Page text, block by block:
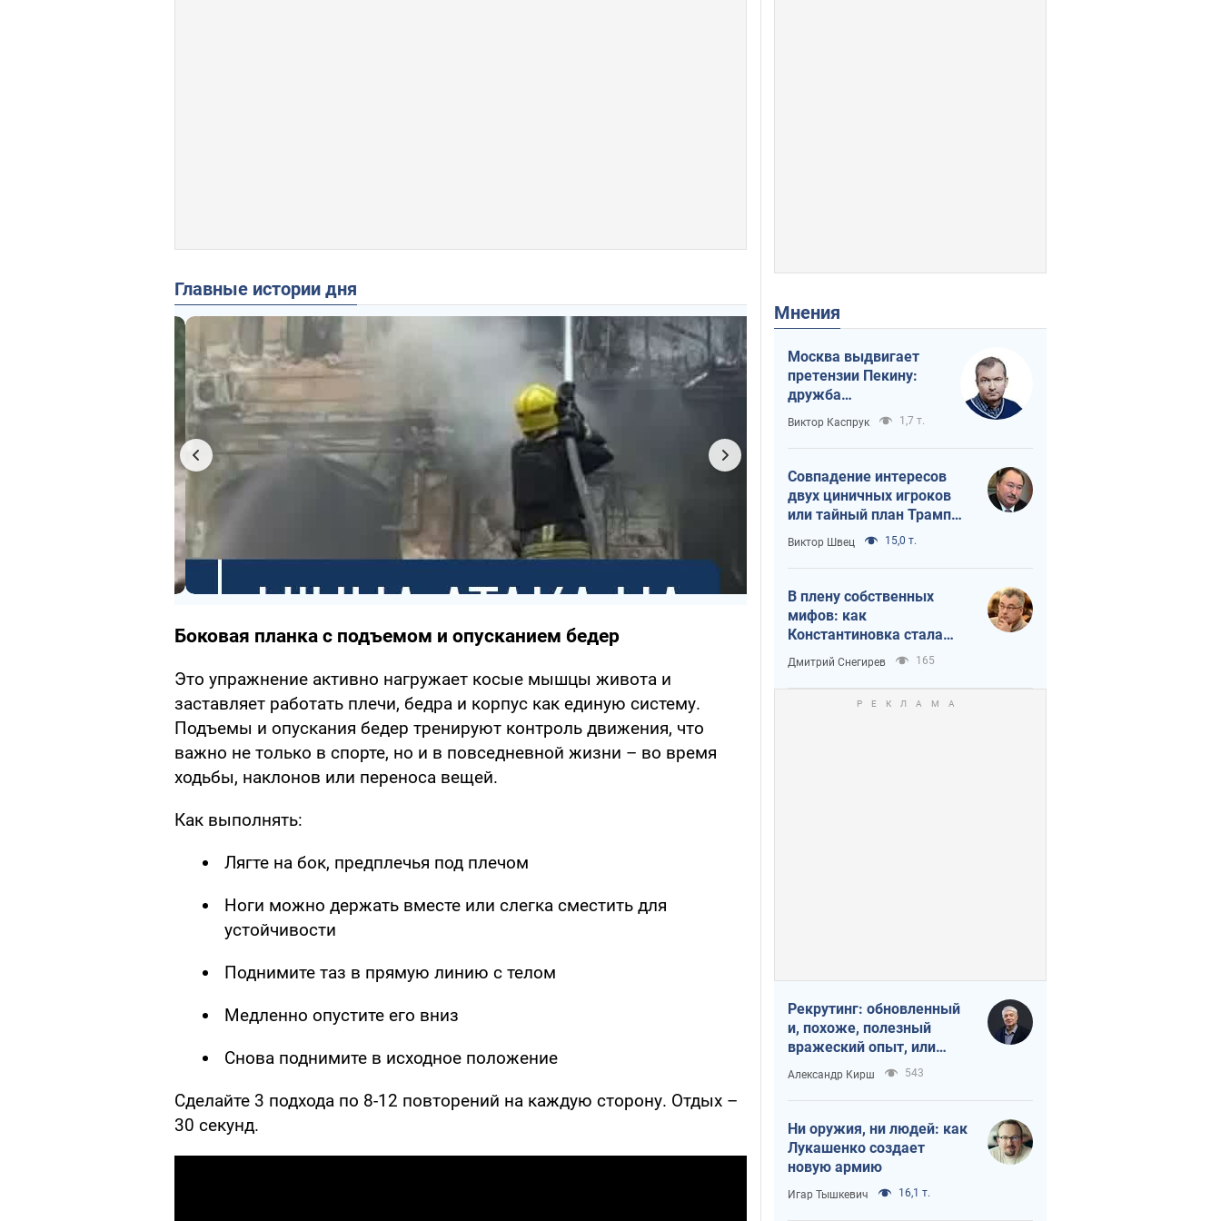
Главные истории дня
Боковая планка с подъемом и опусканием бедер
Это упражнение активно нагружает косые мышцы живота и
заставляет работать плечи, бедра и корпус как единую систему.
Подъемы и опускания бедер тренируют контроль движения, что
важно не только в спорте, но и в повседневной жизни – во время
ходьбы, наклонов или переноса вещей.
Как выполнять:
Лягте на бок, предплечья под плечом
Ноги можно держать вместе или слегка сместить для
устойчивости
Поднимите таз в прямую линию с телом
Медленно опустите его вниз
Снова поднимите в исходное положение
Сделайте 3 подхода по 8-12 повторений на каждую сторону. Отдых –
30 секунд.
Мнения
Москва выдвигает
претензии Пекину:
дружба
превращается в
зависимость России
от Китая
Виктор Каспрук 1,7 т.
Совпадение интересов
двух циничных игроков
или тайный план Трампа
и Путина?
Виктор Швец 15,0 т.
В плену собственных
мифов: как
Константиновка стала
главной идеологической
ловушкой для российских
оккупантов
Дмитрий Снегирев 165
Рекрутинг: обновленный
и, похоже, полезный
вражеский опыт, или
Диалектика
требовательной трусости
Александр Кирш 543
Ни оружия, ни людей: как
Лукашенко создает
новую армию
Игар Тышкевич 16,1 т.